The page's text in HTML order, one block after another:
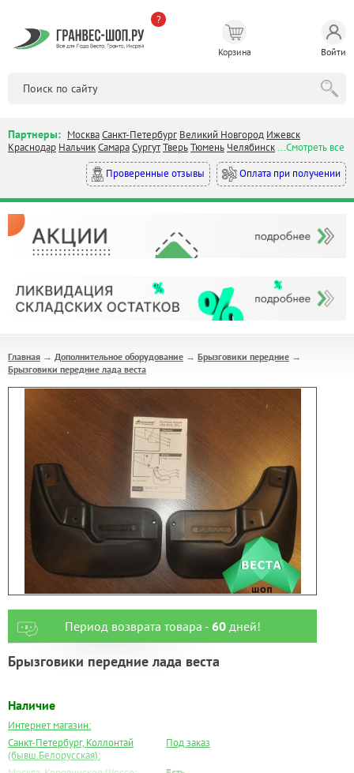
?
Корзина Войти
Партнеры: МоскваСанкт-Петербург Великий Новгород Ижевск
Краснодар НальчикСамараСургутТверьТюмень Челябинск...Смотреть все
Проверенные отзывы
Оплата при получении
Главная → Дополнительное оборудование → Брызговики передние →
Брызговики передние лада веста
Период возврата товара - 60дней!
Брызговики передние лада веста
Наличие
Интернет магазин:
Санкт-Петербург, Коллонтай
(бывш.Белорусская):
Под заказ